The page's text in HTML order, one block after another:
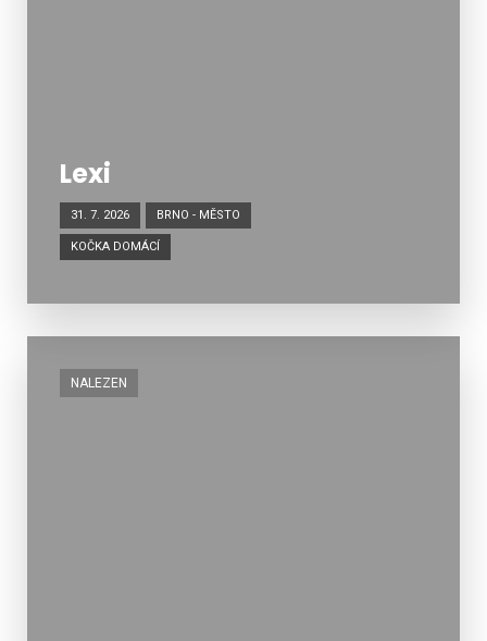
Lexi
31. 7. 2026 BRNO - MĚSTO
KOČKA DOMÁCÍ
NALEZEN